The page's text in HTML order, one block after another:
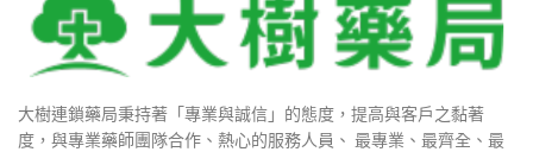
大樹連鎖藥局秉持著「專業與誠信」的態度，提高與客戶之黏著
度，與專業藥師團隊合作、熱心的服務人員、 最專業、最齊全、最